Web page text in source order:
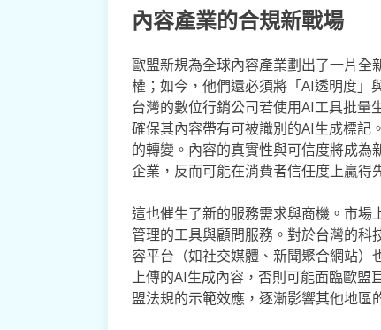
內容產業的合規新戰場
歐盟新規為全球內容產業劃出了一片全
權；如今，他們還必須將「AI透明度」
台灣的數位行銷公司若使用AI工具批量
確保其內容帶有可被識別的AI生成標記
的轉變。內容的真實性與可信度將成
企業，反而可能在消費者信任度上贏得
這也催生了新的服務需求與商機。市
管理的工具與顧問服務。對於台灣的
容平台（如社交媒體、新聞聚合網站）
上傳的AI生成內容，否則可能面臨歐盟
盟法規的示範效應，逐漸影響其他地區